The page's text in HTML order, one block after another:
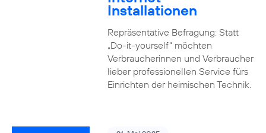
Installationen
Repräsentative Befragung: Statt
„Do-it-yourself“ möchten
Verbraucherinnen und Verbraucher
lieber professionellen Service fürs
Einrichten der heimischen Technik.